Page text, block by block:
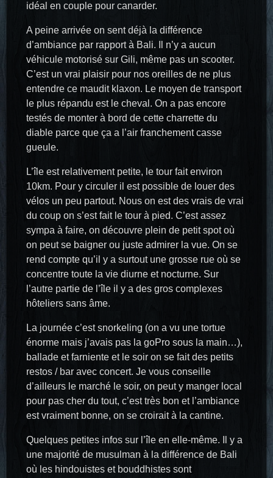
idéal en couple pour canarder.
A peine arrivée on sent déjà la différence
d’ambiance par rapport à Bali. Il n’y a aucun
véhicule motorisé sur Gili, même pas un scooter.
C’est un vrai plaisir pour nos oreilles de ne plus
entendre ce maudit klaxon. Le moyen de transport
le plus répandu est le cheval. On a pas encore
testés de monter à bord de cette charrette du
diable parce que ça a l’air franchement casse
gueule.
L’île est relativement petite, le tour fait environ
10km. Pour y circuler il est possible de louer des
vélos un peu partout. Nous on est des vrais de vrai
du coup on s’est fait le tour à pied. C’est assez
sympa à faire, on découvre plein de petit spot où
on peut se baigner ou juste admirer la vue. On se
rend compte qu’il y a surtout une grosse rue où se
concentre toute la vie diurne et nocturne. Sur
l’autre partie de l’île il y a des gros complexes
hôteliers sans âme.
La journée c’est snorkeling (on a vu une tortue
énorme mais j’avais pas la goPro sous la main…),
ballade et farniente et le soir on se fait des petits
restos / bar avec concert. Je vous conseille
d’ailleurs le marché le soir, on peut y manger local
pour pas cher du tout, c’est très bon et l’ambiance
est vraiment bonne, on se croirait à la cantine.
Quelques petites infos sur l’île en elle-même. Il y a
une majorité de musulman à la différence de Bali
où les hindouistes et bouddhistes sont